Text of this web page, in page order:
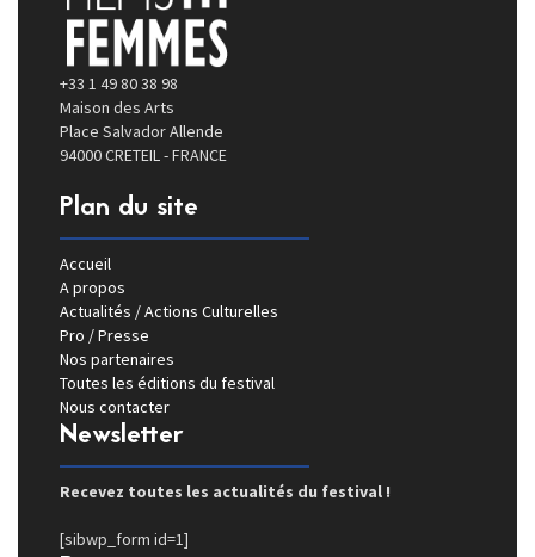
+33 1 49 80 38 98
Maison des Arts
Place Salvador Allende
94000 CRETEIL - FRANCE
Plan du site
Accueil
A propos
Actualités / Actions Culturelles
Pro / Presse
Nos partenaires
Toutes les éditions du festival
Nous contacter
Newsletter
Recevez toutes les actualités du festival !
[sibwp_form id=1]